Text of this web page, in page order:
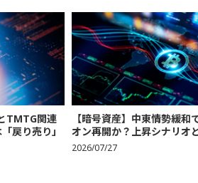
TMTG関連
戻り売り」
【暗号資産】中東情勢緩和
オン再開か？上昇シナリオ
2026/07/27